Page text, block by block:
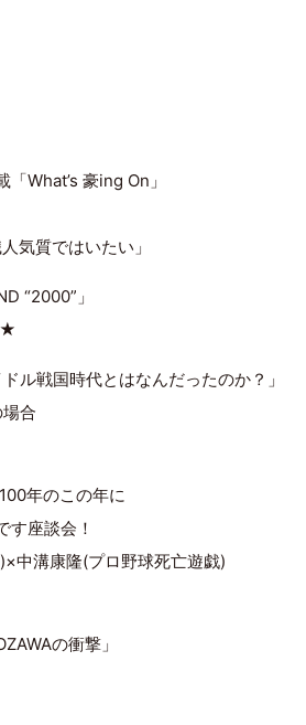
What’s 豪ing On」
気質ではいたい」
“2000”」
ル戦国時代とはなんだったのか？」
合
年のこの年に
す座談会！
中溝康隆(プロ野球死亡遊戯)
の衝撃」